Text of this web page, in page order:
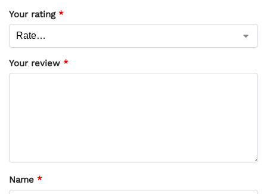
Your rating *
Your review *
Name *